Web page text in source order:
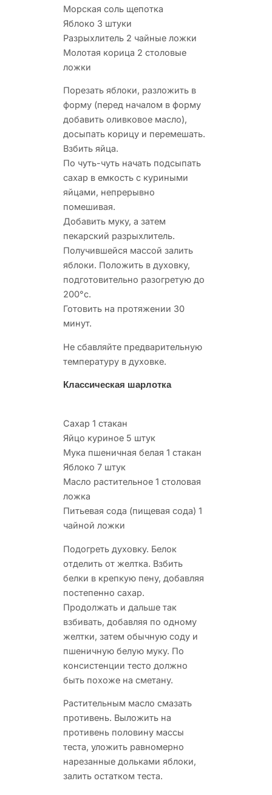
Морская соль щепотка
Яблоко 3 штуки
Разрыхлитель 2 чайные ложки
Молотая корица 2 столовые
ложки
Порезать яблоки, разложить в
форму (перед началом в форму
добавить оливковое масло),
досыпать корицу и перемешать.
Взбить яйца.
По чуть-чуть начать подсыпать
сахар в емкость с куриными
яйцами, непрерывно
помешивая.
Добавить муку, а затем
пекарский разрыхлитель.
Получившейся массой залить
яблоки. Положить в духовку,
подготовительно разогретую до
200°с.
Готовить на протяжении 30
минут.
Не сбавляйте предварительную
температуру в духовке.
Классическая шарлотка
Сахар 1 стакан
Яйцо куриное 5 штук
Мука пшеничная белая 1 стакан
Яблоко 7 штук
Масло растительное 1 столовая
ложка
Питьевая сода (пищевая сода) 1
чайной ложки
Подогреть духовку. Белок
отделить от желтка. Взбить
белки в крепкую пену, добавляя
постепенно сахар.
Продолжать и дальше так
взбивать, добавляя по одному
желтки, затем обычную соду и
пшеничную белую муку. По
консистенции тесто должно
быть похоже на сметану.
Растительным масло смазать
противень. Выложить на
противень половину массы
теста, уложить равномерно
нарезанные дольками яблоки,
залить остатком теста.